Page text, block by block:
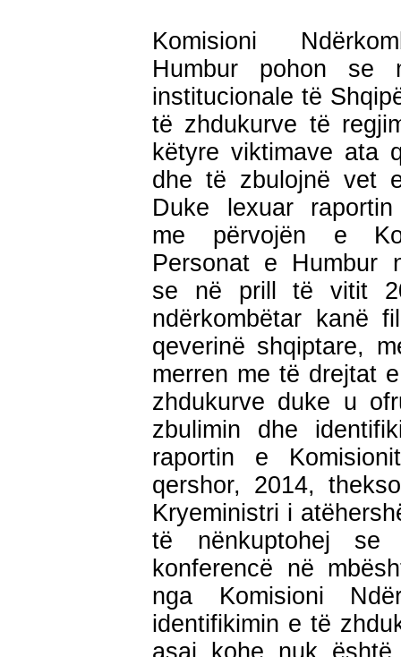
Komisioni
Humbur pohon se
institucionale të
të zhdukurve të
këtyre viktimave ata
dhe të zbulojnë vet
Duke lexuar
me përvojën e
Personat e Humbur
se në prill të vitit
ndërkombëtar kanë
qeverinë shqiptare,
merren me të drejtat
zhdukurve duke u
zbulimin dhe
raportin e
qershor, 2014,
Kryeministri i
të nënkuptohej
konferencë në
nga Komisioni
identifikimin e të
asaj kohe nuk është